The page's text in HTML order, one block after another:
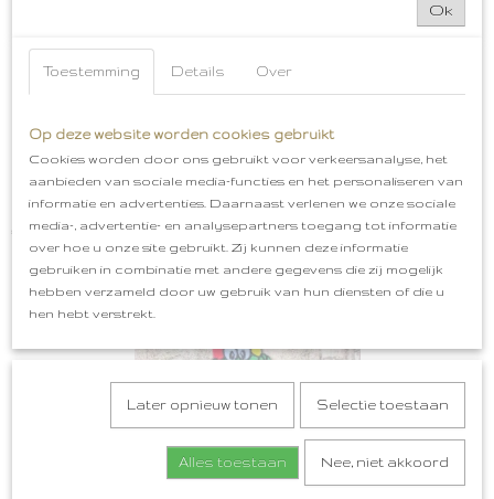
Bossche Bollen Embleem Oeteldonk
€ 5,99
Ok
Toestemming Details Over
Op deze website worden cookies gebruikt
Cookies worden door ons gebruikt voor verkeersanalyse, het
aanbieden van sociale media-functies en het personaliseren van
informatie en advertenties. Daarnaast verlenen we onze sociale
media-, advertentie- en analysepartners toegang tot informatie
over hoe u onze site gebruikt. Zij kunnen deze informatie
gebruiken in combinatie met andere gegevens die zij mogelijk
hebben verzameld door uw gebruik van hun diensten of die u
hen hebt verstrekt.
Later opnieuw tonen Selectie toestaan
Alles toestaan Nee, niet akkoord